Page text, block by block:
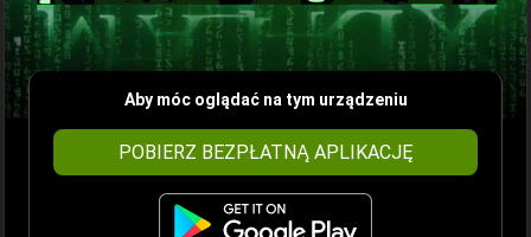
Aby móc oglądać na tym urządzeniu
POBIERZ BEZPŁATNĄ APLIKACJĘ